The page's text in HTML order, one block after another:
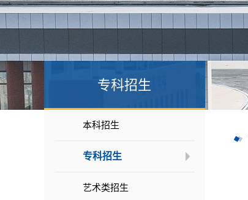
专科招生
本科招生
专科招生
艺术类招生